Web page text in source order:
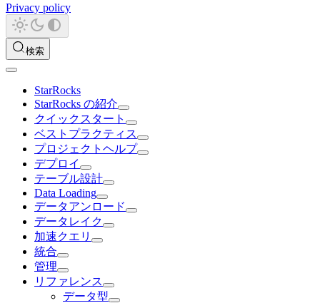
Privacy policy
検索
StarRocks
StarRocks の紹介
クイックスタート
ベストプラクティス
プロジェクトヘルプ
デプロイ
テーブル設計
Data Loading
データアンロード
データレイク
加速クエリ
統合
管理
リファレンス
データ型